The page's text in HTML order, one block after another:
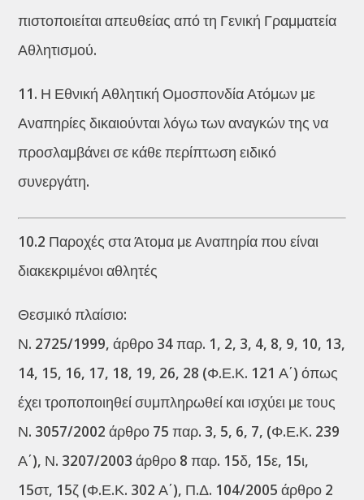
πιστοποιείται απευθείας από τη Γενική Γραμματεία
Αθλητισμού.
11. Η Εθνική Αθλητική Ομοσπονδία Ατόμων με
Αναπηρίες δικαιούνται λόγω των αναγκών της να
προσλαμβάνει σε κάθε περίπτωση ειδικό
συνεργάτη.
10.2 Παροχές στα Άτομα με Αναπηρία που είναι
διακεκριμένοι αθλητές
Θεσμικό πλαίσιο:
Ν. 2725/1999, άρθρο 34 παρ. 1, 2, 3, 4, 8, 9, 10, 13,
14, 15, 16, 17, 18, 19, 26, 28 (Φ.Ε.Κ. 121 Α΄) όπως
έχει τροποποιηθεί συμπληρωθεί και ισχύει με τους
Ν. 3057/2002 άρθρο 75 παρ. 3, 5, 6, 7, (Φ.Ε.Κ. 239
Α΄), Ν. 3207/2003 άρθρο 8 παρ. 15δ, 15ε, 15ι,
15στ, 15ζ (Φ.Ε.Κ. 302 Α΄), Π.Δ. 104/2005 άρθρο 2